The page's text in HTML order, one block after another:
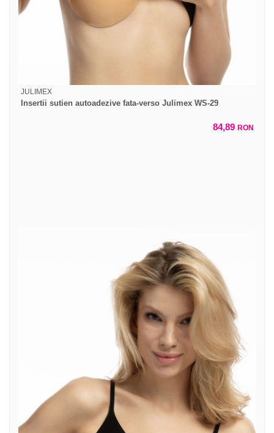
JULIMEX
Insertii sutien autoadezive fata-verso Julimex WS-29
84,89 RON